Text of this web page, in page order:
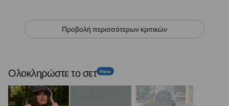
Προβολή περισσότερων κριτικών
Ολοκληρώστε το σετ New